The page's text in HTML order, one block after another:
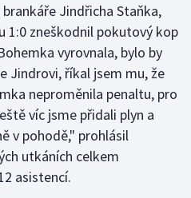
Jindřicha Staňka,
1:0 zneškodnil pokutový kop
vyrovnala, bylo by
Jindrovi, říkal jsem mu, že
neproměnila penaltu, pro
víc jsme přidali plyn a
v pohodě," prohlásil
utkáních celkem
asistencí.